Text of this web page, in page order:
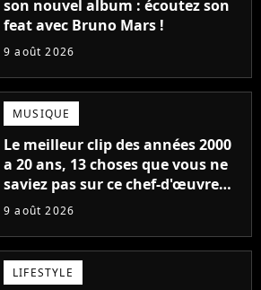
son nouvel album : écoutez son
feat avec Bruno Mars !
9 août 2026
MUSIQUE
Le meilleur clip des années 2000
a 20 ans, 13 choses que vous ne
saviez pas sur ce chef-d'œuvre
qui a révolutionné YouTube
9 août 2026
LIFESTYLE